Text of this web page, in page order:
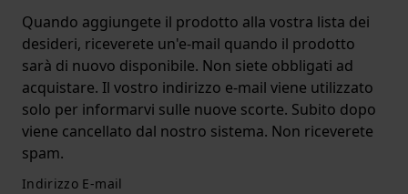
Quando aggiungete il prodotto alla vostra lista dei
desideri, riceverete un'e-mail quando il prodotto
sarà di nuovo disponibile. Non siete obbligati ad
acquistare. Il vostro indirizzo e-mail viene utilizzato
solo per informarvi sulle nuove scorte. Subito dopo
viene cancellato dal nostro sistema. Non riceverete
spam.
Indirizzo E-mail